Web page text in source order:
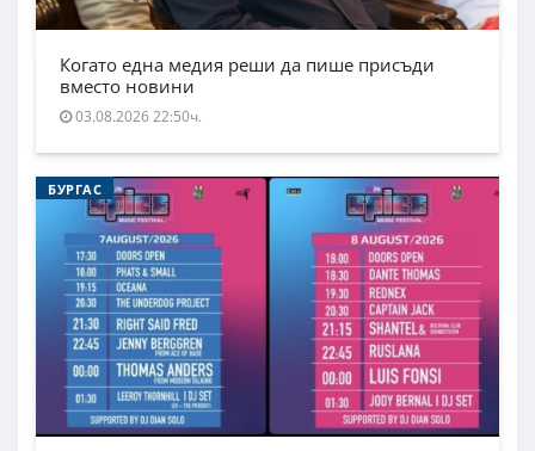
Когато една медия реши да пише присъди
вместо новини
03.08.2026 22:50ч.
БУРГАС